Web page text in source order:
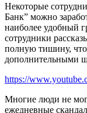
Некоторые
Банк” можно
наиболее удобный
сотрудники
полную тишину, что
дополнительными
https://
Многие люди не
ежедневные